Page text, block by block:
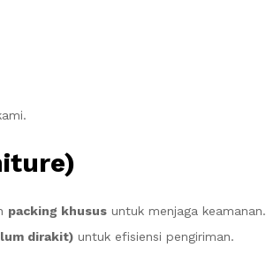
packing khusus untuk menjaga keamanan.
dirakit) untuk efisiensi pengiriman.